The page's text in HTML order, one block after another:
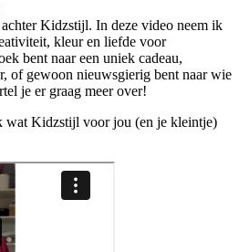
Kidzstijl. In deze video neem ik
kleur en liefde voor
bent naar een uniek cadeau,
of gewoon nieuwsgierig bent naar wie
je er graag meer over!
wat Kidzstijl voor jou (en je kleintje)